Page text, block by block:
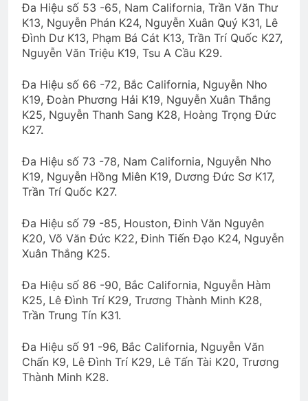
Cựu SVSQ Nguyễn Văn Hậu K16
3 Years Ago
SỰ THẬT BỊ CHE GIẤU (Rabindranath
Tagore)
3 Years Ago
Tướng Nguyễn Vĩnh Nghi K5 Flipbook
1 Year Ago
Đa Hiệu số 53 -65, Nam California, Trần Văn Thư
K13, Nguyễn Phán K24, Nguyễn Xuân Quý K31, Lê
Đình Dư K13, Phạm Bá Cát K13, Trần Trí Quốc K27,
Nguyễn Văn Triệu K19, Tsu A Cầu K29.
Đa Hiệu số 66 -72, Bắc California, Nguyễn Nho
K19, Đoàn Phương Hải K19, Nguyễn Xuân Thắng
K25, Nguyễn Thanh Sang K28, Hoàng Trọng Đức
K27.
Đa Hiệu số 73 -78, Nam California, Nguyễn Nho
K19, Nguyễn Hồng Miên K19, Dương Đức Sơ K17,
Trần Trí Quốc K27.
Đa Hiệu số 79 -85, Houston, Đinh Văn Nguyên
K20, Võ Văn Đức K22, Đinh Tiến Đạo K24, Nguyễn
Xuân Thắng K25.
Đa Hiệu số 86 -90, Bắc California, Nguyễn Hàm
K25, Lê Đình Trí K29, Trương Thành Minh K28,
Trần Trung Tín K31.
Đa Hiệu số 91 -96, Bắc California, Nguyễn Văn
Chấn K9, Lê Đình Trí K29, Lê Tấn Tài K20, Trương
Thành Minh K28.